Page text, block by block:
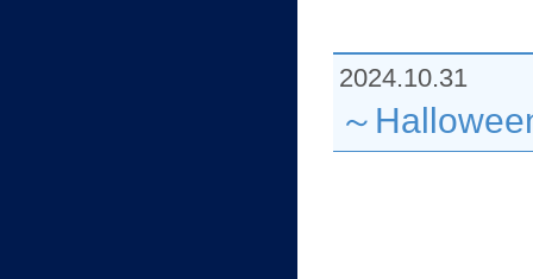
2024.10.31
～